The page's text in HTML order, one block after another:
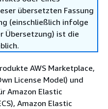
übersetzten Fassung
(einschließlich infolge
Übersetzung) ist die
AWS Marketplace,
License Model) und
Amazon Elastic
Amazon Elastic